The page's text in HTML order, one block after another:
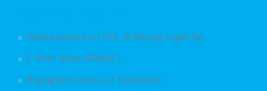
Valenciennes en CFA, le Racing repêché
C'était Sima-GRAND !
Rejoignez-nous sur Facebook !